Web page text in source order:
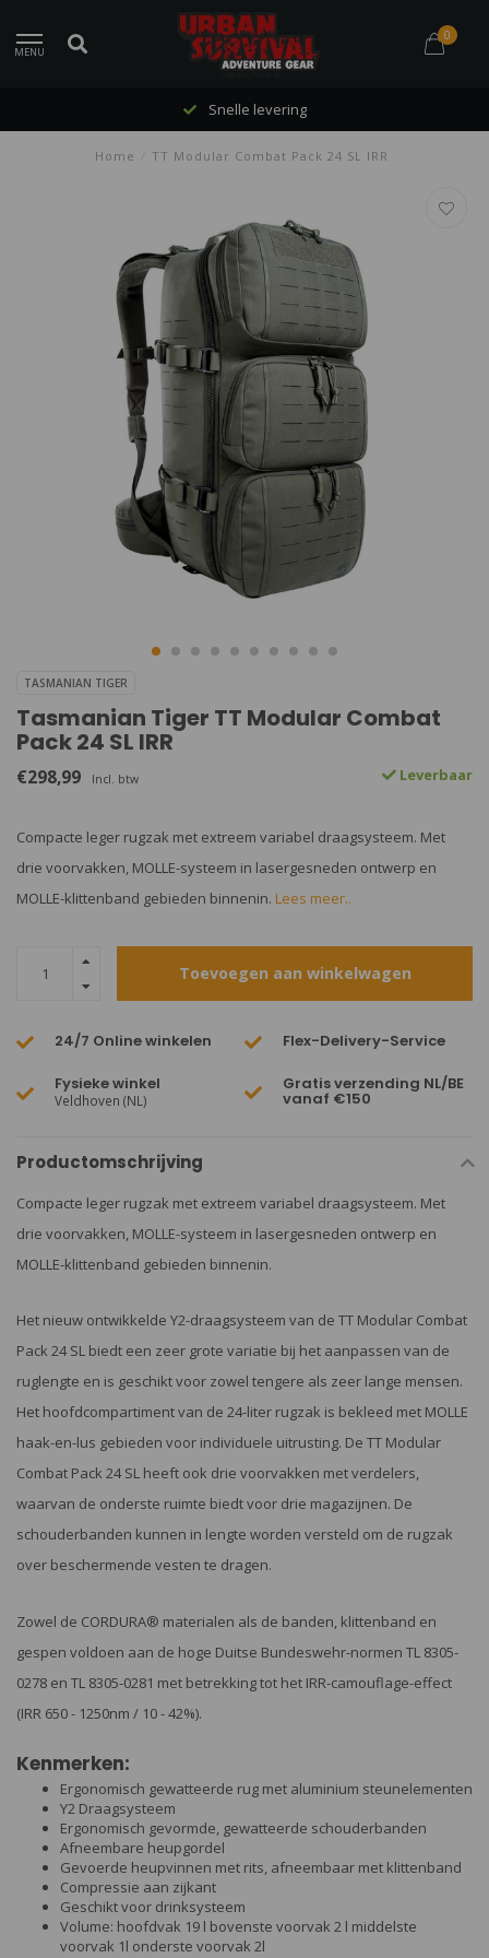
MENU
0
Snelle levering
Home TT Modular Combat Pack 24 SL IRR
TASMANIAN TIGER
Tasmanian Tiger TT Modular Combat
Pack 24 SL IRR
€298,99 Incl. btw Leverbaar
Compacte leger rugzak met extreem variabel draagsysteem. Met
drie voorvakken, MOLLE-systeem in lasergesneden ontwerp en
MOLLE-klittenband gebieden binnenin. Lees meer..
Toevoegen aan winkelwagen
24/7 Online winkelen Flex-Delivery-Service
Fysieke winkel
Veldhoven (NL)
Gratis verzending NL/BE
vanaf €150
Productomschrijving
Compacte leger rugzak met extreem variabel draagsysteem. Met
drie voorvakken, MOLLE-systeem in lasergesneden ontwerp en
MOLLE-klittenband gebieden binnenin.
Het nieuw ontwikkelde Y2-draagsysteem van de TT Modular Combat
Pack 24 SL biedt een zeer grote variatie bij het aanpassen van de
ruglengte en is geschikt voor zowel tengere als zeer lange mensen.
Het hoofdcompartiment van de 24-liter rugzak is bekleed met MOLLE
haak-en-lus gebieden voor individuele uitrusting. De TT Modular
Combat Pack 24 SL heeft ook drie voorvakken met verdelers,
waarvan de onderste ruimte biedt voor drie magazijnen. De
schouderbanden kunnen in lengte worden versteld om de rugzak
over beschermende vesten te dragen.
Zowel de CORDURA® materialen als de banden, klittenband en
gespen voldoen aan de hoge Duitse Bundeswehr-normen TL 8305-
0278 en TL 8305-0281 met betrekking tot het IRR-camouflage-effect
(IRR 650 - 1250nm / 10 - 42%).
Kenmerken:
Ergonomisch gewatteerde rug met aluminium steunelementen
Y2 Draagsysteem
Ergonomisch gevormde, gewatteerde schouderbanden
Afneembare heupgordel
Gevoerde heupvinnen met rits, afneembaar met klittenband
Compressie aan zijkant
Geschikt voor drinksysteem
Volume: hoofdvak 19 l bovenste voorvak 2 l middelste
voorvak 1l onderste voorvak 2l